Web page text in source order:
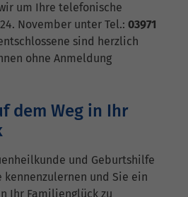
um Ihre telefonische
November unter Tel.: 03971
sind herzlich
ohne Anmeldung
dem Weg in Ihr
und Geburtshilfe
kennenzulernen und Sie ein
Ihr Familienglück zu